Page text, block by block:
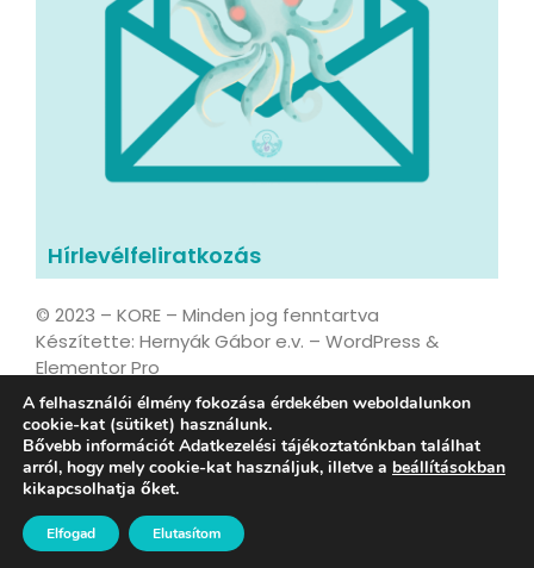
Hírlevélfeliratkozás
© 2023 – KORE – Minden jog fenntartva
Készítette: Hernyák Gábor e.v. – WordPress &
Elementor Pro
Adatvédelmi tájékoztató
ESG és Társadalmi Hatásstratégia 2026-2028
A felhasználói élmény fokozása érdekében weboldalunkon
cookie-kat (sütiket) használunk.
Bővebb információt Adatkezelési tájékoztatónkban találhat
arról, hogy mely cookie-kat használjuk, illetve a beállításokban
kikapcsolhatja őket.
Elfogad Elutasítom